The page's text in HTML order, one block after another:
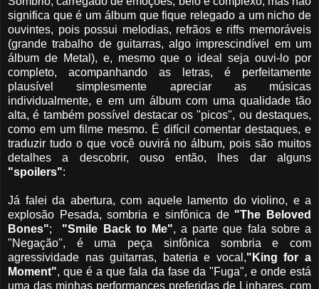
significa que é um álbum que fique relegado a um nicho de
ouvintes, pois possui melodias, refrãos e riffs memoráveis
(grande trabalho de guitarras, algo imprescindível em um
álbum de Metal), e, mesmo que o ideal seja ouvi-lo por
completo, acompanhando as letras, é perfeitamente
plausível simplesmente apreciar as músicas
individualmente, e em um álbum com uma qualidade tão
alta, é também possível destacar os "picos", ou destaques,
como em um filme mesmo. É difícil comentar destaques, e
traduzir tudo o que você ouvirá no álbum, pois são muitos
detalhes a descobrir, ouso então, lhes dar alguns
"spoilers":
Já falei da abertura, com aquele lamento do violino, e a
explosão Pesada, sombria e sinfônica de "The Beloved
Bones"; "Smile Back to Me", a parte que fala sobre a
"Negação", é uma peça sinfônica sombria e com
agressividade nas guitarras, bateria e vocal,"King for a
Moment", que é a que fala da fase da "Fuga", e onde está
uma das minhas performances preferidas de Linhares, com